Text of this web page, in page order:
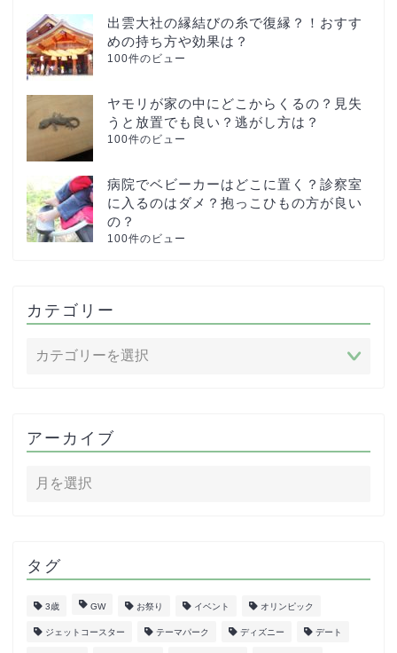
出雲大社の縁結びの糸で復縁？！おすす
めの持ち方や効果は？
100件のビュー
ヤモリが家の中にどこからくるの？見失
うと放置でも良い？逃がし方は？
100件のビュー
病院でベビーカーはどこに置く？診察室
に入るのはダメ？抱っこひもの方が良い
の？
100件のビュー
カテゴリー
アーカイブ
タグ
3歳 GW お祭り イベント オリンピック
ジェットコースター テーマパーク ディズニー デート